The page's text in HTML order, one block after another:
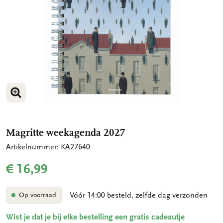
VERGROOT AFBEELDING
Magritte weekagenda 2027
Artikelnummer: KA27640
€ 16,99
Op voorraad Vóór 14:00 besteld, zelfde dag verzonden
Wist je dat je bij elke bestelling een gratis cadeautje